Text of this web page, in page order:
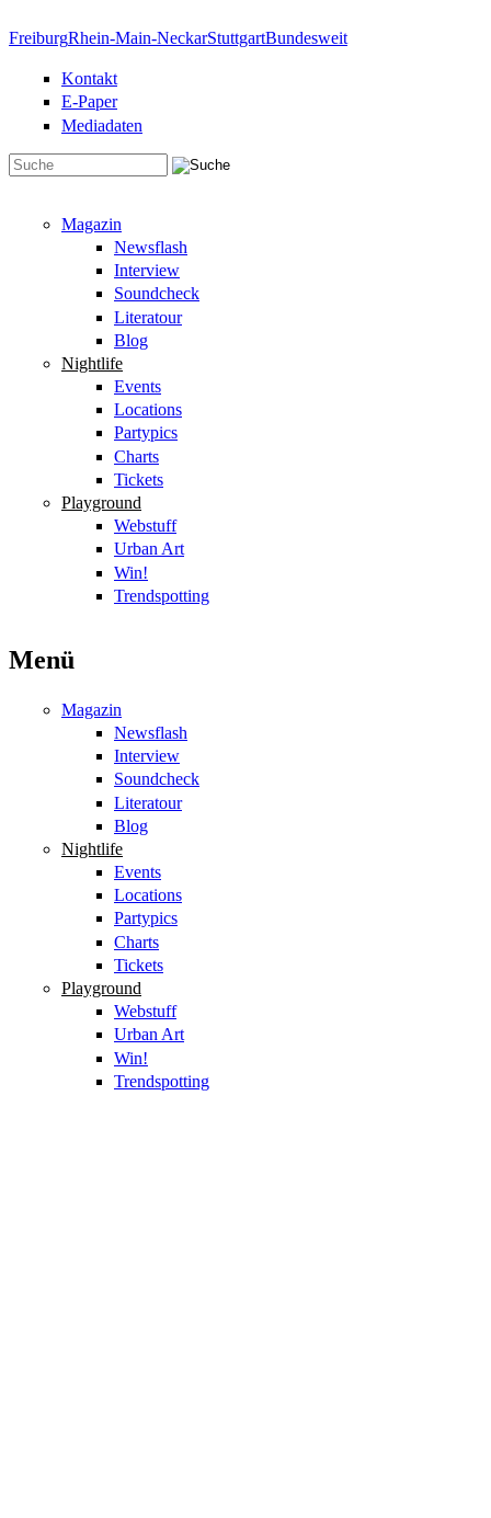
FreiburgRhein-Main-NeckarStuttgartBundesweit
Kontakt
E-Paper
Mediadaten
Magazin
Newsflash
Interview
Soundcheck
Literatour
Blog
Nightlife
Events
Locations
Partypics
Charts
Tickets
Playground
Webstuff
Urban Art
Win!
Trendspotting
Menü
Magazin
Newsflash
Interview
Soundcheck
Literatour
Blog
Nightlife
Events
Locations
Partypics
Charts
Tickets
Playground
Webstuff
Urban Art
Win!
Trendspotting